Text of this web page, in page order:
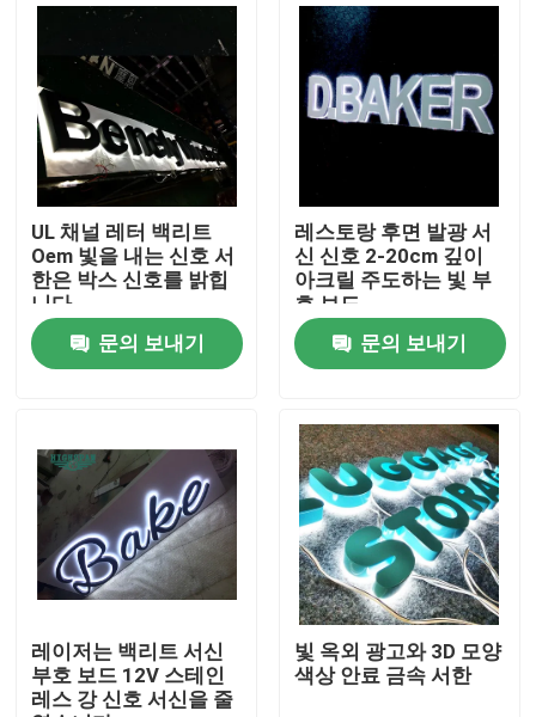
제품
우리에 대하여
공장 여행
품질 관리
인용문을 요구하세요
3d 서한 신호
백리트 서한 신호
UL 채널 레터 백리트
Oem 빛을 내는 신호 서
한은 박스 신호를 밝힙
니다
문의 보내기
레스토랑 후면 발광 서
신 신호 2-20cm 깊이
아크릴 주도하는 빛 부
호 보드
문의 보내기
레이저는 백리트 서신
부호 보드 12V 스테인
레스 강 신호 서신을 줄
빛 옥외 광고와 3D 모양
색상 안료 금속 서한